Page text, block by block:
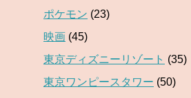
ポケモン (23)
映画 (45)
東京ディズニーリゾート (35)
東京ワンピースタワー (50)